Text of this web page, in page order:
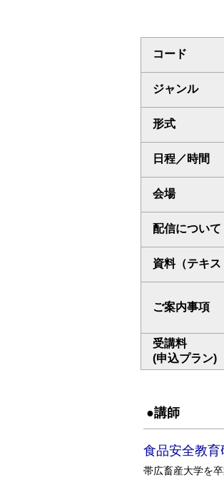
コード
ジャンル
形式
日程／時間
会場
配信について
資料（テキス
ご案内事項
受講料
(申込プラン)
●講師
食品安全教育
帯広畜産大学を